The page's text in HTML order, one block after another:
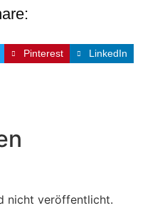
Pinterest LinkedIn
nicht veröffentlicht.